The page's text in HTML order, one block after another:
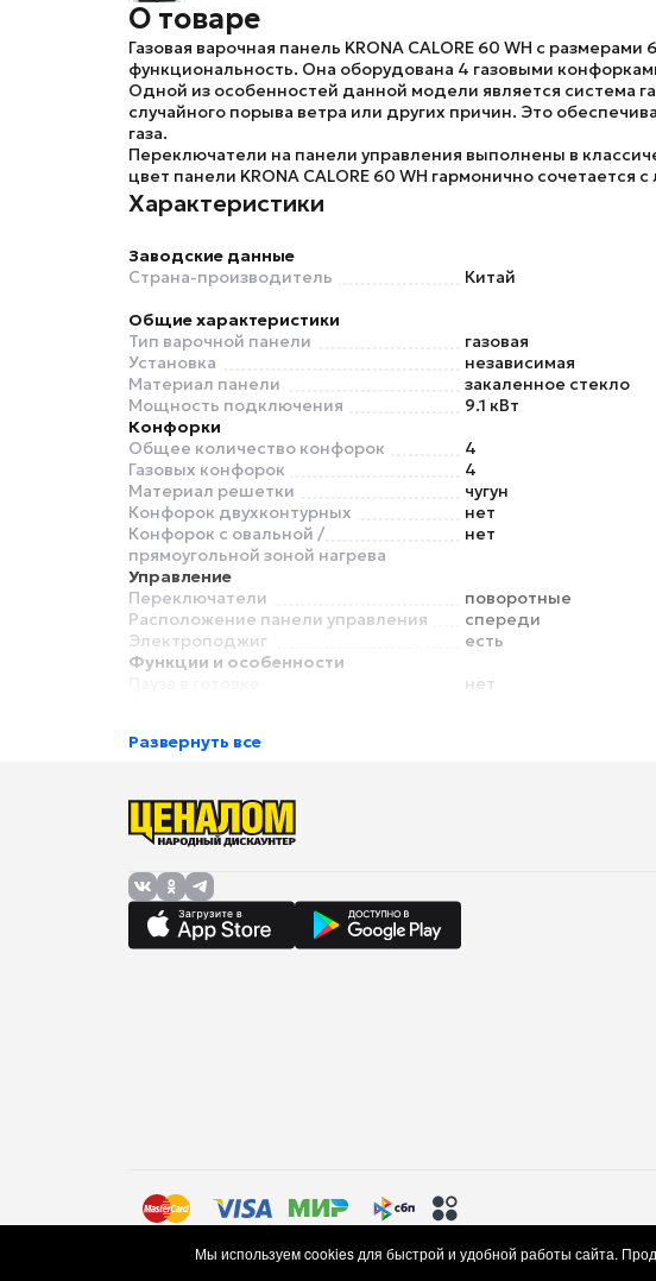
О товаре
Газовая варочная панель KRONA CALORE 60 WH с размерами
функциональность. Она оборудована 4 газовыми
Одной из особенностей данной модели является система
случайного порыва ветра или других причин. Это
газа.
Переключатели на панели управления выполнены в
цвет панели KRONA CALORE 60 WH гармонично сочетается
Характеристики
Заводские данные
Страна-производитель
Китай
Общие характеристики
Тип варочной панели
газовая
Установка
независимая
Материал панели
закаленное стекло
Мощность подключения
9.1 кВт
Конфорки
Общее количество конфорок
4
Газовых конфорок
4
Материал решетки
чугун
Конфорок двухконтурных
нет
Конфорок с овальной /
прямоугольной зоной нагрева
нет
Управление
Переключатели
поворотные
Расположение панели управления
спереди
Электроподжиг
есть
Функции и особенности
нет
Индикатор остаточного тепла
Комплектация
Жиклеры для работы от газового
баллона
Питание
Наличие кабеля питания/вилки
Размеры для встраивания
Ширина встраивания
Развернуть все
Правила торговли (оферта)Политика в отношении обработки
Мы используем cookies для быстрой и удобной работы сайта.